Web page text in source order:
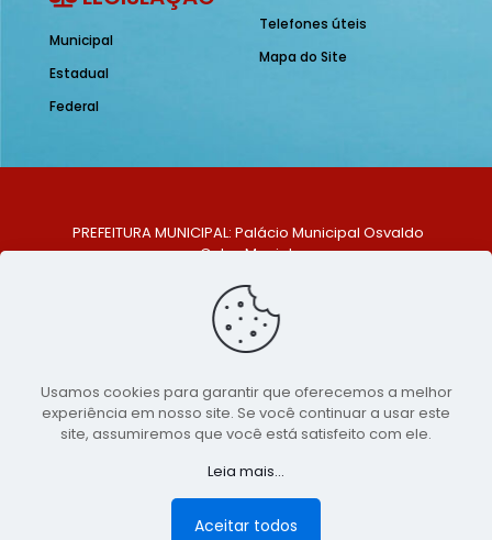
Municipal
Estadual
Federal
Telefones úteis
Mapa do Site
PREFEITURA MUNICIPAL: Palácio Municipal Osvaldo
Celso Maciel
Centro, São Bento do Una - PE. CEP: 553370-128
TELEFONE: (81) 99548-1569
E-MAIL: ouvidoria@saobentodouna.pe.gov.br
Copyright 2021-2026 - Assessoria de Comunicação da
Prefeitura de São Bento do Una - PE
publicidadeLumusWeb - Agência Digital
Usamos cookies para garantir que oferecemos a melhor
experiência em nosso site. Se você continuar a usar este
site, assumiremos que você está satisfeito com ele.
Leia mais...
Aceitar todos